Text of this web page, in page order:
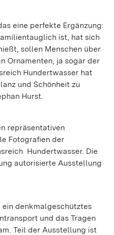
eine perfekte Ergänzung:
ist, hat sich
sollen Menschen über
Ornamenten, ja sogar der
Hundertwasser hat
und Schönheit zu
Hurst.
repräsentativen
Fotografien der
Hundertwasser. Die
autorisierte Ausstellung
denkmalgeschütztes
und das Tragen
Teil der Ausstellung ist